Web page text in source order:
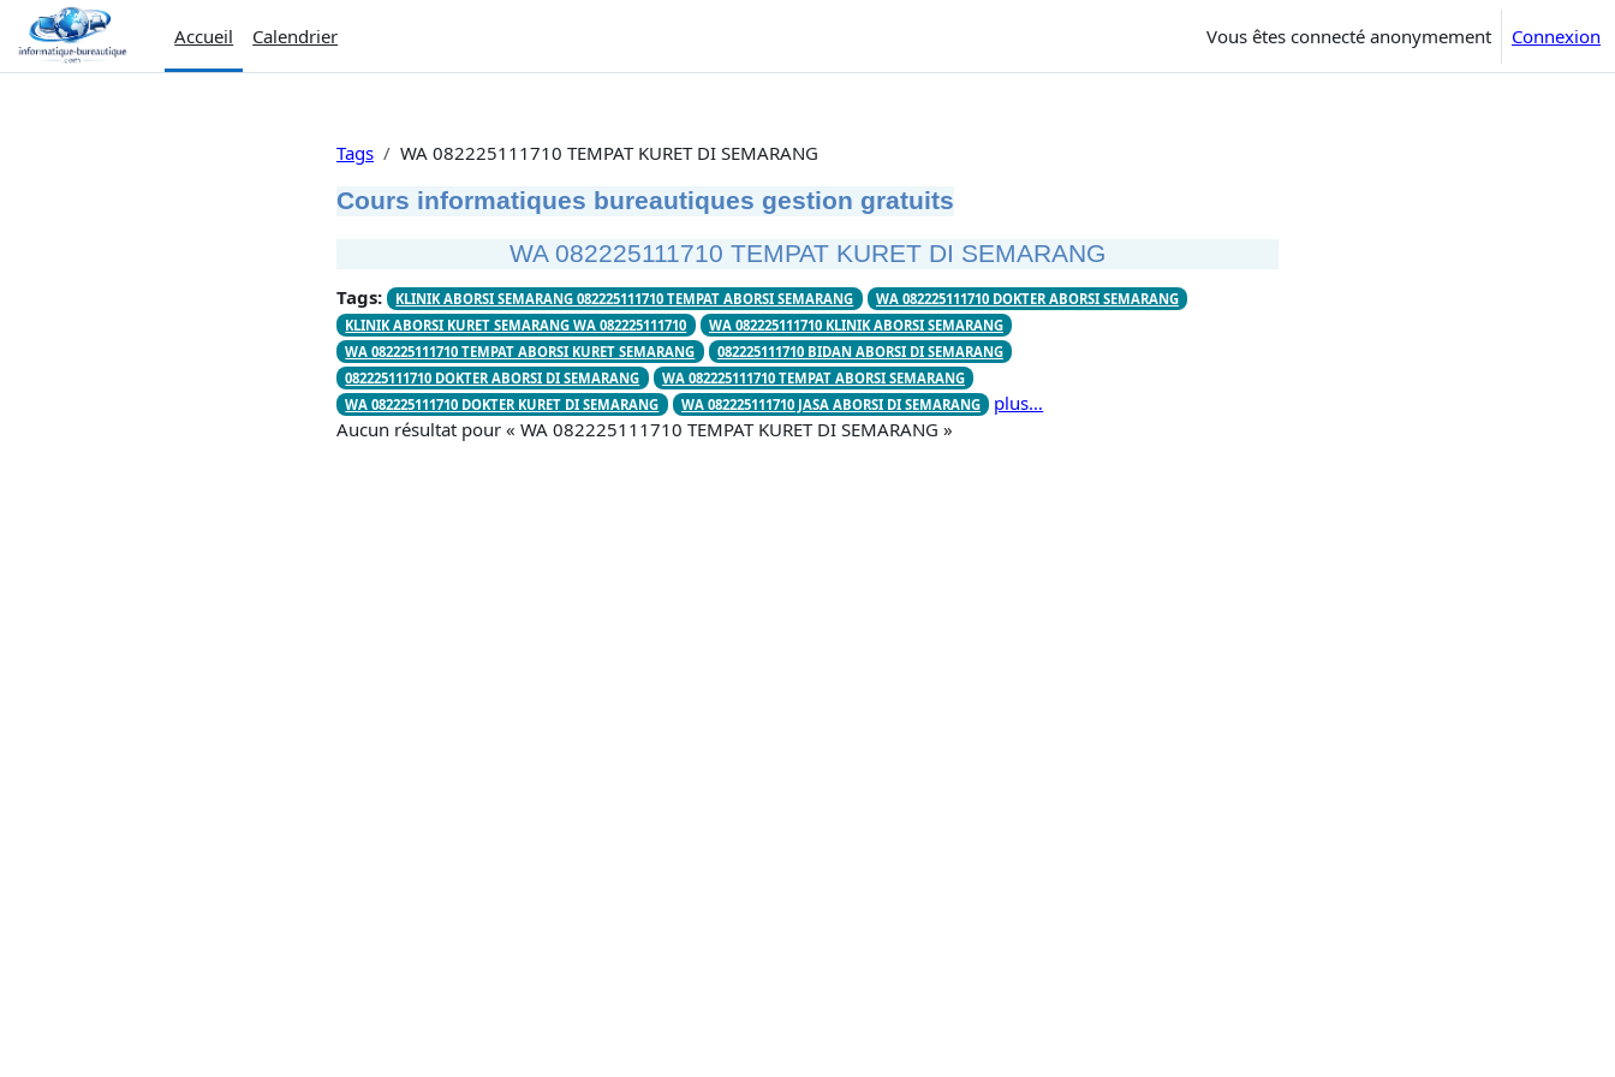
Passer au contenu principal
Accueil
Calendrier Vous êtes connecté anonymement Connexion
Tags WA 082225111710 TEMPAT KURET DI SEMARANG
Cours informatiques bureautiques gestion gratuits
WA 082225111710 TEMPAT KURET DI SEMARANG
Tags: KLINIK ABORSI SEMARANG 082225111710 TEMPAT ABORSI SEMARANG
WA 082225111710 DOKTER ABORSI SEMARANG
KLINIK ABORSI KURET SEMARANG WA 082225111710
WA 082225111710 KLINIK ABORSI SEMARANG
WA 082225111710 TEMPAT ABORSI KURET SEMARANG
082225111710 BIDAN ABORSI DI SEMARANG
082225111710 DOKTER ABORSI DI SEMARANG
WA 082225111710 TEMPAT ABORSI SEMARANG
WA 082225111710 DOKTER KURET DI SEMARANG
WA 082225111710 JASA ABORSI DI SEMARANG
plus…
Aucun résultat pour « WA 082225111710 TEMPAT KURET DI SEMARANG »